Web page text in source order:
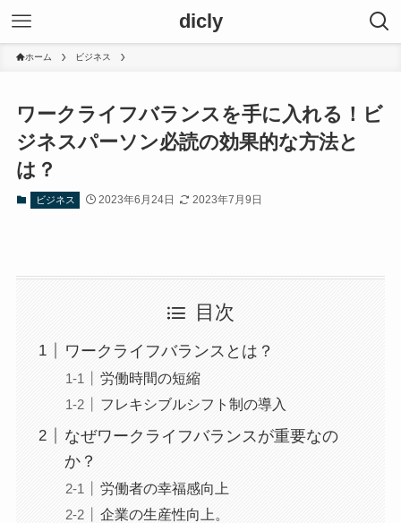
dicly
ホーム ビジネス
ワークライフバランスを手に入れる！ビ
ジネスパーソン必読の効果的な方法と
は？
ビジネス 2023年6月24日 2023年7月9日
目次
ワークライフバランスとは？
労働時間の短縮
フレキシブルシフト制の導入
なぜワークライフバランスが重要なの
か？
労働者の幸福感向上
企業の生産性向上。